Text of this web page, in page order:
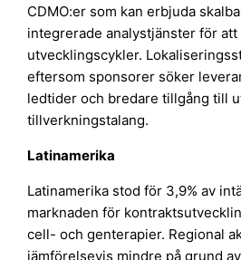
CDMO:er som kan erbjuda
integrerade analystjänster för att
utvecklingscykler.
eftersom sponsorer söker
ledtider och bredare tillgång till
tillverkningstalang.
Latinamerika
Latinamerika stod för 3,9% av
marknaden för
cell- och genterapier. Regional
jämförelsevis mindre på grund